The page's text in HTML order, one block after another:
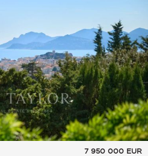
7 950 000 EUR